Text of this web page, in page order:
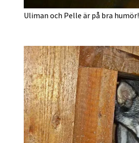
Uliman och Pelle är på bra humör!